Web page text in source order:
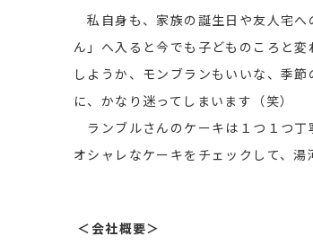
私自身も、家族の誕生日や友人宅へ
ん」へ入ると今でも子どものころと
しようか、モンブランもいいな、季
に、かなり迷ってしまいます（笑）
ランブルさんのケーキは１つ１つ丁
オシャレなケーキをチェックして、
＜会社概要＞